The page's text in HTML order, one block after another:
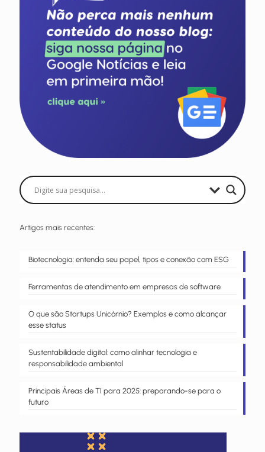
Artigos mais recentes:
Biotecnologia: entenda seu papel, tipos e conexão com ESG
Ferramentas de atendimento em empresas de software
O que são Startups Unicórnio? Exemplos e como alcançar
esse status
Sustentabilidade digital: como alinhar tecnologia e
responsabilidade ambiental
Principais Áreas de TI para 2025: preparando-se para o
futuro